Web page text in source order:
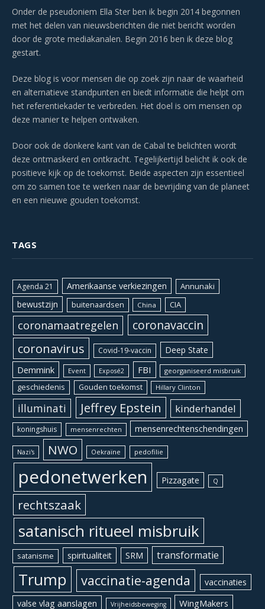
Onder de pseudoniem Ella Ster ben ik begin 2014 begonnen
met het delen van nieuwsberichten die niet bericht worden
door de grote mediakanalen. Begin 2016 ben ik deze blog
gestart.
Deze blog is voor mensen die op zoek zijn naar de waarheid
en alternatieve standpunten en biedt informatie die helpt om
het referentiekader te verbreden. Het doel is om mensen op
deze manier te helpen ontwaken.
Door ook de donkere kant van de Cabal te belichten wordt
deze ontmaskerd en ontkracht. Tegelijkertijd belicht ik ook de
positieve kijk op de toekomst. Beide aspecten zijn essentieel
om zo samen toe te werken naar de bevrijding van de planeet
en een nieuwe gouden toekomst.
TAGS
Agenda 21 Amerikaanse verkiezingen Annunaki
bewustzijn buitenaardsen China CIA
coronamaatregelen coronavaccin
coronavirus Covid-19-vaccin Deep State
Demmink Event Exposé2 FBI georganiseerd misbruik
geschiedenis Gouden toekomst Hillary Clinton
illuminati Jeffrey Epstein kinderhandel
koningshuis mensenrechten mensenrechtenschendingen
Nazi's NWO Oekraïne pedofilie
pedonetwerken Pizzagate Q
rechtszaak
satanisch ritueel misbruik
satanisme spiritualiteit SRM transformatie
Trump vaccinatie-agenda
vaccinaties
valse vlag aanslagen
Vrijheidsbeweging WingMakers